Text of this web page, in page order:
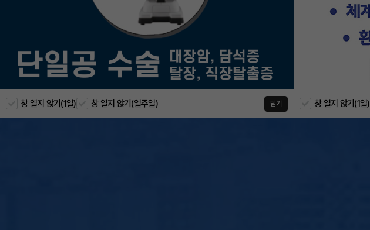
창 열지 않기(1일)
창 열지 않기(1일) 창 열지 않기(일주일)